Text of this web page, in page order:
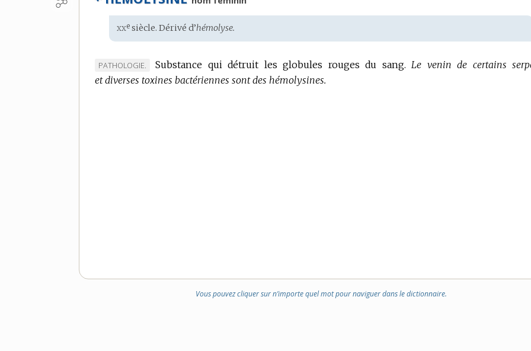
Étymologie
:
xxe siècle. Dérivé d’hémolyse.
MARQUE
DE
PATHOLOGIE. Substance qui détruit les globules rouges du sang. Le venin de certains
et diverses toxines bactériennes sont des hémolysines.
Vous pouvez cliquer sur n’importe quel mot pour naviguer dans le dictionnaire.